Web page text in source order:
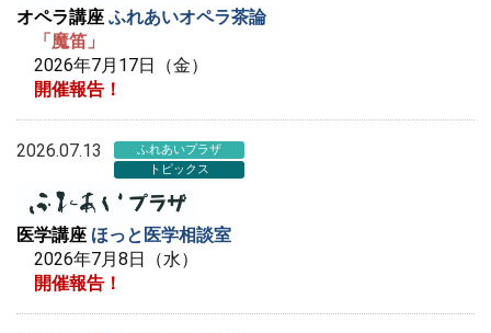
オペラ講座 ふれあいオペラ茶論
「魔笛」
2026年7月17日（金）
開催報告！
2026.07.13
ふれあいプラザ
トピックス
医学講座 ほっと医学相談室
2026年7月8日（水）
開催報告！